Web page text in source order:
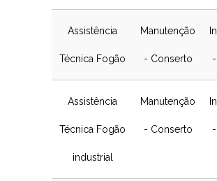
Assistência
Técnica Fogão
Manutenção
- Conserto
Assistência
Técnica Fogão
industrial
Manutenção
- Conserto